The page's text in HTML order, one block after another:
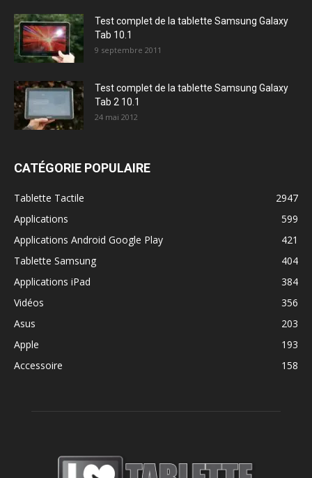
Test complet de la tablette Samsung Galaxy
Tab 10.1
9 septembre 2011
Test complet de la tablette Samsung Galaxy
Tab 2 10.1
24 mai 2012
CATÉGORIE POPULAIRE
Tablette Tactile
2947
Applications
599
Applications Android Google Play
421
Tablette Samsung
404
Applications iPad
384
Vidéos
356
Asus
203
Apple
193
Accessoire
158